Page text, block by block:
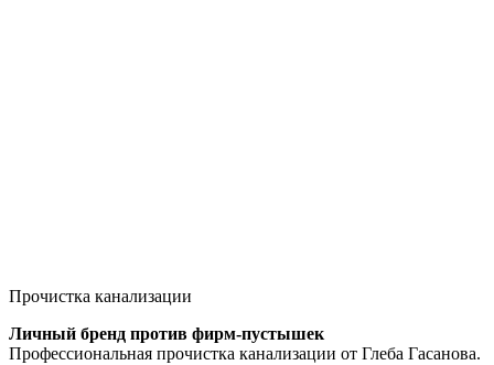
Прочистка канализации
Личный бренд против фирм-пустышек
Профессиональная прочистка канализации от Глеба Гасанова.